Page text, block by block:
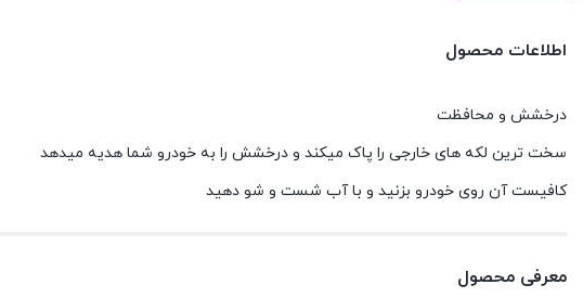
اطلاعات محصول
درخشش و محافظت
سخت ترین لکه های خارجی را پاک میکند و درخشش را به خودرو شما هدیه میدهد
کافیست آن روی خودرو بزنید و با آب شست و شو دهید
معرفی محصول